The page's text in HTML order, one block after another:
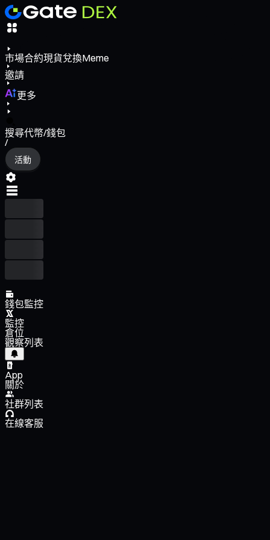
市場合約現貨兌換Meme
邀請
更多
搜尋代幣/錢包
/
活動
錢包監控
監控
倉位
觀察列表
App
關於
社群列表
在線客服